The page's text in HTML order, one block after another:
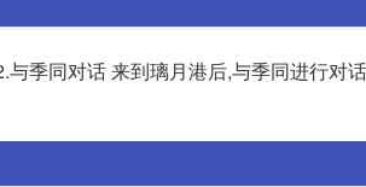
季同对话 来到璃月港后,与季同进行对